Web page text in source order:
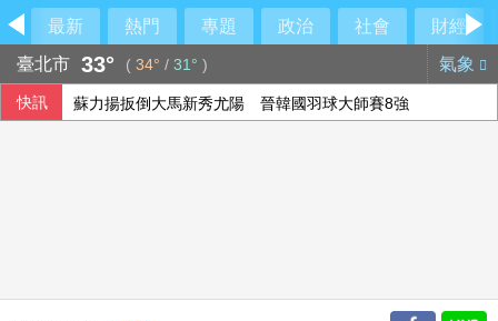
最新 熱門 專題 政治 社會
財經
臺北市 33° ( 34° / 31° ) 氣象
快訊 蘇力揚扳倒大馬新秀尤陽 晉韓國羽球大師賽8強